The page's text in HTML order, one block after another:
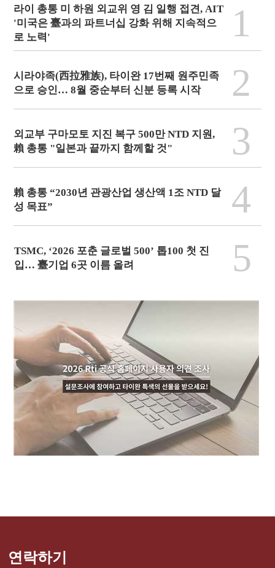
라이 총통 미 하원 외교위 영 김 일행 접견, AIT
'미국은 臺과의 파트너십 강화 위해 지속적으
로 노력'
1
시라야족(西拉雅族), 타이완 17번째 원주민족
으로 승인… 8월 중순부터 신분 등록 시작
2
외교부 구마모토 지진 복구 500만 NTD 지원,
賴 총통 "일본과 끝까지 함께할 것"
3
賴 총통 “2030년 관광산업 생산액 1조 NTD 달
성 목표”
4
TSMC, ‘2026 포춘 글로벌 500’ 톱100 첫 진
입… 臺기업 6곳 이름 올려
5
연락하기